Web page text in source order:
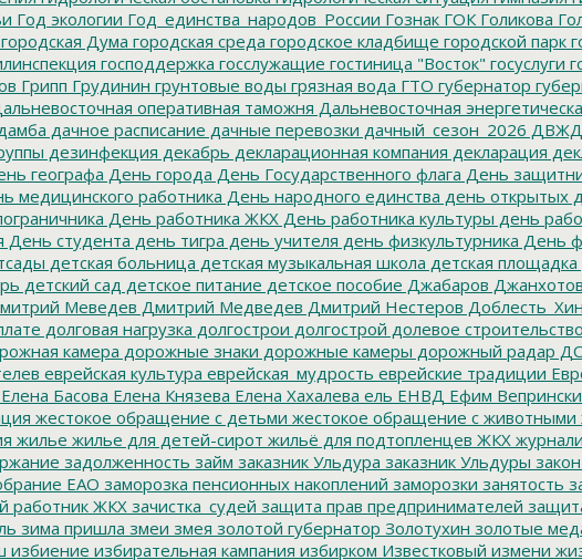
Год экологии Год_единства_народов_России Гознак ГОК Голикова
городская Дума городская среда городское кладбище городской парк
господдержка госслужащие гостиница "Восток" госуслуги
Грипп Грудинин грунтовые воды грязная вода ГТО губернатор
оперативная таможня Дальневосточная
дачное расписание дачные перевозки дачный_сезон_2026 ДВЖД
дезинфекция декабрь декларационная компания декларация
географа День города День Государственного флага День
медицинского работника День народного единства день открытых
День работника ЖКХ День работника культуры день
День студента день тигра день учителя день физкультурника День
детская больница детская музыкальная школа детская площадка
детский сад детское питание детское пособие Джабаров Джанхотов
Меведев Дмитрий Медведев Дмитрий Нестеров
долговая нагрузка долгострои долгострой долевое строительство
камера дорожные знаки дорожные камеры дорожный радар
еврейская культура еврейская_мудрость еврейские традиции
Елена Басова Елена Князева Елена Хахалева ель ЕНВД Ефим
жестокое обращение с детьми жестокое обращение с животными
жилье жилье для детей-сирот жильё для подтопленцев ЖКХ
задолженность займ заказник Ульдура заказник Ульдуры закон
ЕАО заморозка пенсионных накоплений заморозки занятость
работник ЖКХ зачистка_судей защита прав предпринимателей
зима пришла змеи змея золотой губернатор Золотухин золотые
избиение избирательная кампания избирком Известковый измени